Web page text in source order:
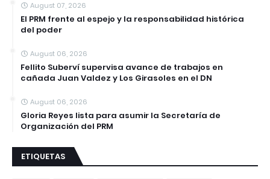
August 07, 2026
El PRM frente al espejo y la responsabilidad histórica
del poder
August 06, 2026
Fellito Suberví supervisa avance de trabajos en
cañada Juan Valdez y Los Girasoles en el DN
August 06, 2026
Gloria Reyes lista para asumir la Secretaría de
Organización del PRM
ETIQUETAS